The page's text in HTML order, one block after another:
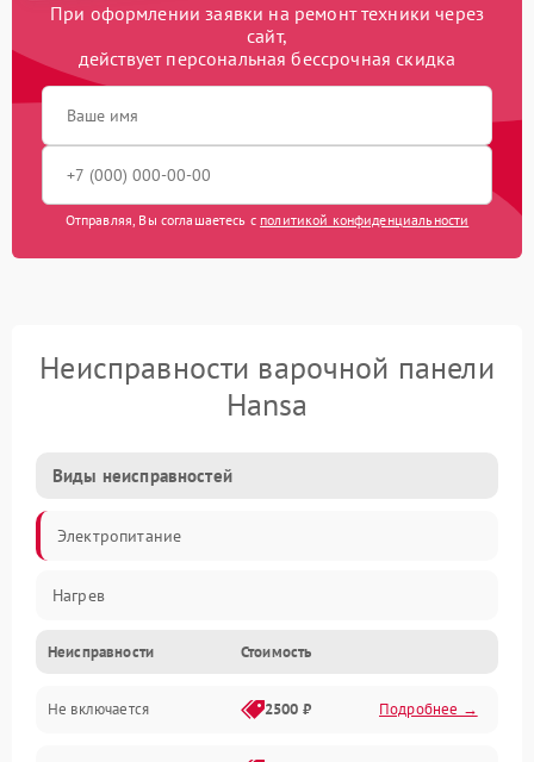
При оформлении заявки на ремонт техники через
сайт,
действует персональная бессрочная скидка
Отправляя, Вы соглашаетесь с политикой конфиденциальности
Неисправности варочной панели
Hansa
Виды неисправностей
Электропитание
Нагрев
Неисправности Стоимость
Не включается 2500 ₽ Подробнее →